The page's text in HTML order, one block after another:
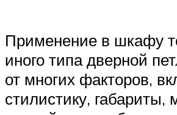
Применение в шкафу
иного типа дверной
от многих факторов,
стилистику, габариты,